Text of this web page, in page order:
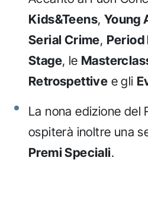
Kids&Teens, Young
Serial Crime, Period
Stage, le
Retrospettive e gli
La nona edizione del
ospiterà inoltre una
Premi Speciali.